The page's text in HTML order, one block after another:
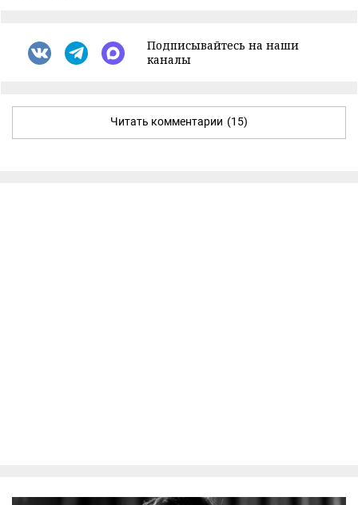
Подписывайтесь на наши
каналы
Читать комментарии (15)